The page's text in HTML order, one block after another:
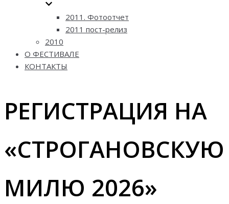
2011. Фотоотчет
2011 пост-релиз
2010
О ФЕСТИВАЛЕ
КОНТАКТЫ
РЕГИСТРАЦИЯ НА
«СТРОГАНОВСКУЮ
МИЛЮ 2026»